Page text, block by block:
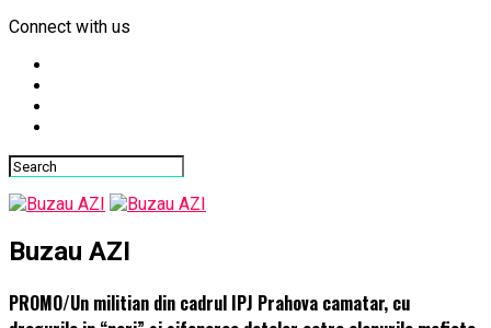
Connect with us
Buzau AZI
PROMO/Un militian din cadrul IPJ Prahova camatar, cu